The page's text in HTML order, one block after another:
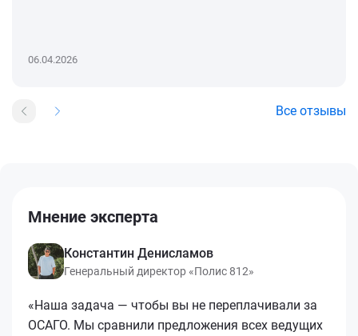
06.04.2026
Все отзывы
Мнение эксперта
Константин Денисламов
Генеральный директор «Полис 812»
«Наша задача — чтобы вы не переплачивали за
ОСАГО. Мы сравнили предложения всех ведущих